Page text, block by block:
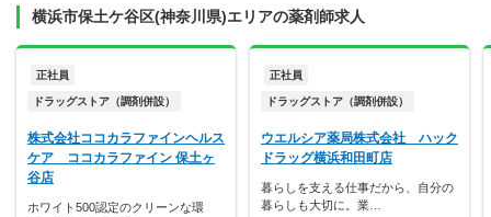
横浜市保土ケ谷区(神奈川県)エリアの薬剤師求人
正社員
ドラッグストア（調剤併設）
株式会社ココカラファインヘルス
ケア ココカラファイン 保土ヶ
谷店
ホワイト500認定のクリーンな環
正社員
ドラッグストア（調剤併設）
ウエルシア薬局株式会社 ハック
ドラッグ横浜和田町店
暮らしを支える仕事だから、自分の
暮らしも大切に。業…